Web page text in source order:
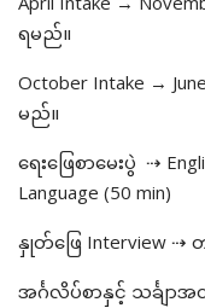
ရမည်။
October Intake →
မည်။
ရေးဖြေစာမေးပွဲ ⇢
Language (50 min)
နှုတ်ဖြေ Interview ⇢ တ
အင်္ဂလိပ်စာနှင့် သင်္ချာ